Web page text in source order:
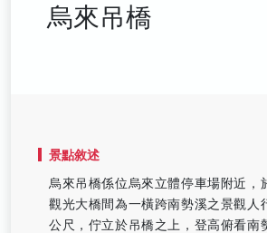
烏來吊橋
景點敘述
烏來吊橋係位烏來立體停車場附近，
觀光大橋間為一橫跨南勢溪之景觀人
公尺，佇立於吊橋之上，登高俯看南